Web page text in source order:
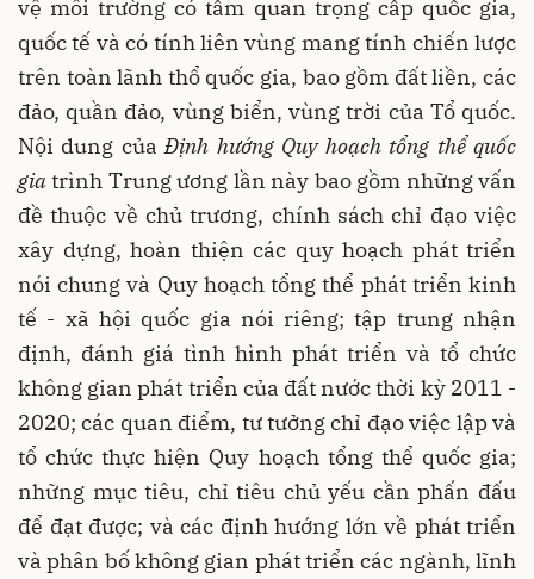
vệ môi trường có tầm quan trọng cấp quốc gia,
quốc tế và có tính liên vùng mang tính chiến lược
trên toàn lãnh thổ quốc gia, bao gồm đất liền, các
đảo, quần đảo, vùng biển, vùng trời của Tổ quốc.
Nội dung củaĐịnh hướng Quy hoạch tổng thể quốc
giatrình Trung ương lần này bao gồm những vấn
đề thuộc về chủ trương, chính sách chỉ đạo việc
xây dựng, hoàn thiện các quy hoạch phát triển
nói chung và Quy hoạch tổng thể phát triển kinh
tế - xã hội quốc gia nói riêng; tập trung nhận
định, đánh giá tình hình phát triển và tổ chức
không gian phát triển của đất nước thời kỳ 2011 -
2020; các quan điểm, tư tưởng chỉ đạo việc lập và
tổ chức thực hiện Quy hoạch tổng thể quốc gia;
những mục tiêu, chỉ tiêu chủ yếu cần phấn đấu
để đạt được; và các định hướng lớn về phát triển
và phân bố không gian phát triển các ngành, lĩnh